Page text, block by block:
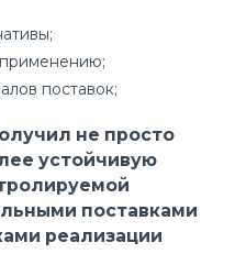
поставок;
не просто
устойчивую
поставками
реализации